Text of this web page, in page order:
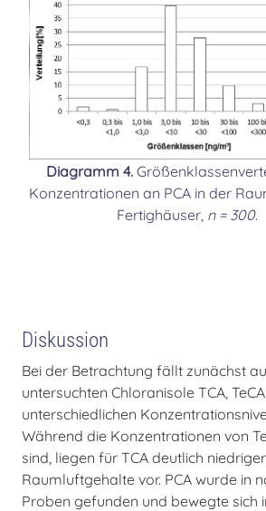
Diagramm 4.
Konzentrationen an PCA in der
Fertighäuser, n = 300.
Diskussion
Bei der Betrachtung fällt zunächst
untersuchten Chloranisole TCA,
unterschiedlichen
Während die Konzentrationen von
sind, liegen für TCA deutlich
Raumluftgehalte vor. PCA wurde in
Proben gefunden und bewegte sich